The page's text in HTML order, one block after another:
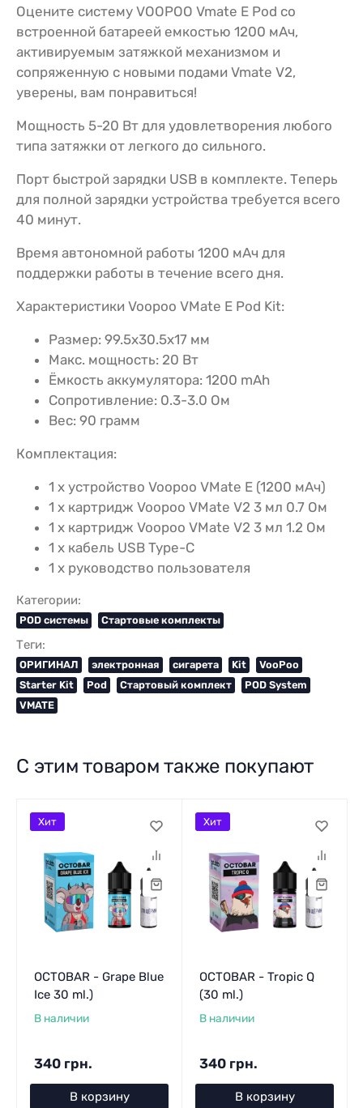
Оцените систему VOOPOO Vmate E Pod со
встроенной батареей емкостью 1200 мАч,
активируемым затяжкой механизмом и
сопряженную с новыми подами Vmate V2,
уверены, вам понравиться!
Мощность 5-20 Вт для удовлетворения любого
типа затяжки от легкого до сильного.
Порт быстрой зарядки USB в комплекте. Теперь
для полной зарядки устройства требуется всего
40 минут.
Время автономной работы 1200 мАч для
поддержки работы в течение всего дня.
Характеристики Voopoo VMate E Pod Kit:
Размер: 99.5х30.5х17 мм
Макс. мощность: 20 Вт
Ёмкость аккумулятора: 1200 mAh
Сопротивление: 0.3-3.0 Ом
Вес: 90 грамм
Комплектация:
1 x устройство Voopoo VMate E (1200 мАч)
1 х картридж Voopoo VMate V2 3 мл 0.7 Ом
1 х картридж Voopoo VMate V2 3 мл 1.2 Ом
1 x кабель USB Type-C
1 х руководство пользователя
Категории:
POD системы Стартовые комплекты
Теги:
ОРИГИНАЛ электронная сигарета Kit
VooPoo
Starter Kit
Pod Стартовый комплект
POD System
VMATE
С этим товаром также покупают
OCTOBAR - Grape Blue
Ice 30 ml.)
В наличии
340 грн.
В корзину
Хит
OCTOBAR - Tropic Q
(30 ml.)
В наличии
340 грн.
В корзину
Хит